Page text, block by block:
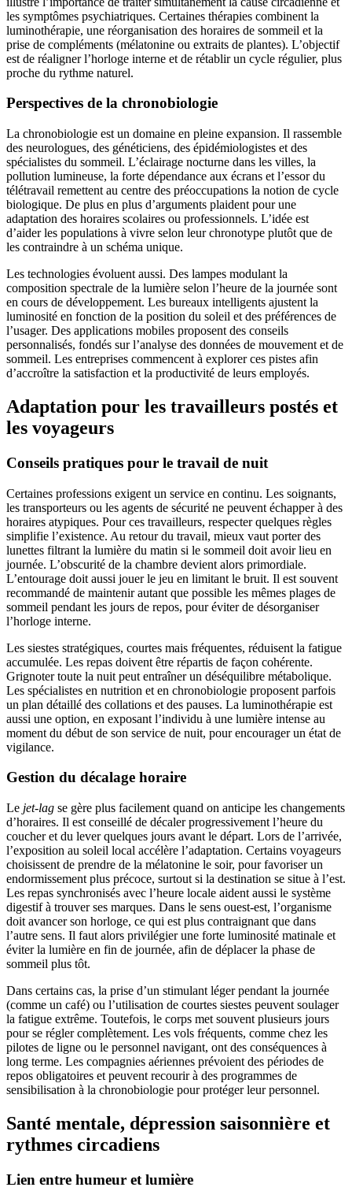
les symptômes psychiatriques. Certaines thérapies combinent la
luminothérapie, une réorganisation des horaires de sommeil et la
prise de compléments (mélatonine ou extraits de plantes). L’objectif
est de réaligner l’horloge interne et de rétablir un cycle régulier, plus
proche du rythme naturel.
Perspectives de la chronobiologie
La chronobiologie est un domaine en pleine expansion. Il rassemble
des neurologues, des généticiens, des épidémiologistes et des
spécialistes du sommeil. L’éclairage nocturne dans les villes, la
pollution lumineuse, la forte dépendance aux écrans et l’essor du
télétravail remettent au centre des préoccupations la notion de cycle
biologique. De plus en plus d’arguments plaident pour une
adaptation des horaires scolaires ou professionnels. L’idée est
d’aider les populations à vivre selon leur chronotype plutôt que de
les contraindre à un schéma unique.
Les technologies évoluent aussi. Des lampes modulant la
composition spectrale de la lumière selon l’heure de la journée sont
en cours de développement. Les bureaux intelligents ajustent la
luminosité en fonction de la position du soleil et des préférences de
l’usager. Des applications mobiles proposent des conseils
personnalisés, fondés sur l’analyse des données de mouvement et de
sommeil. Les entreprises commencent à explorer ces pistes afin
d’accroître la satisfaction et la productivité de leurs employés.
Adaptation pour les travailleurs postés et
les voyageurs
Conseils pratiques pour le travail de nuit
Certaines professions exigent un service en continu. Les soignants,
les transporteurs ou les agents de sécurité ne peuvent échapper à des
horaires atypiques. Pour ces travailleurs, respecter quelques règles
simplifie l’existence. Au retour du travail, mieux vaut porter des
lunettes filtrant la lumière du matin si le sommeil doit avoir lieu en
journée. L’obscurité de la chambre devient alors primordiale.
L’entourage doit aussi jouer le jeu en limitant le bruit. Il est souvent
recommandé de maintenir autant que possible les mêmes plages de
sommeil pendant les jours de repos, pour éviter de désorganiser
l’horloge interne.
Les siestes stratégiques, courtes mais fréquentes, réduisent la fatigue
accumulée. Les repas doivent être répartis de façon cohérente.
Grignoter toute la nuit peut entraîner un déséquilibre métabolique.
Les spécialistes en nutrition et en chronobiologie proposent parfois
un plan détaillé des collations et des pauses. La luminothérapie est
aussi une option, en exposant l’individu à une lumière intense au
moment du début de son service de nuit, pour encourager un état de
vigilance.
Gestion du décalage horaire
Le jet-lag se gère plus facilement quand on anticipe les changements
d’horaires. Il est conseillé de décaler progressivement l’heure du
coucher et du lever quelques jours avant le départ. Lors de l’arrivée,
l’exposition au soleil local accélère l’adaptation. Certains voyageurs
choisissent de prendre de la mélatonine le soir, pour favoriser un
endormissement plus précoce, surtout si la destination se situe à l’est.
Les repas synchronisés avec l’heure locale aident aussi le système
digestif à trouver ses marques. Dans le sens ouest-est, l’organisme
doit avancer son horloge, ce qui est plus contraignant que dans
l’autre sens. Il faut alors privilégier une forte luminosité matinale et
éviter la lumière en fin de journée, afin de déplacer la phase de
sommeil plus tôt.
Dans certains cas, la prise d’un stimulant léger pendant la journée
(comme un café) ou l’utilisation de courtes siestes peuvent soulager
la fatigue extrême. Toutefois, le corps met souvent plusieurs jours
pour se régler complètement. Les vols fréquents, comme chez les
pilotes de ligne ou le personnel navigant, ont des conséquences à
long terme. Les compagnies aériennes prévoient des périodes de
repos obligatoires et peuvent recourir à des programmes de
sensibilisation à la chronobiologie pour protéger leur personnel.
Santé mentale, dépression saisonnière et
rythmes circadiens
Lien entre humeur et lumière